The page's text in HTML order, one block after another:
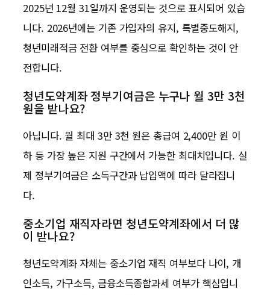
2025년 12월 31일까지 운영되는 것으로 표시되어 있습
니다. 2026년에는 기존 가입자의 유지, 특별중도해지,
청년미래적금 전환 여부를 중심으로 확인하는 것이 안
전합니다.
청년도약계좌 정부기여금은 누구나 월 3만 3천
원을 받나요?
아닙니다. 월 최대 3만 3천 원은 총급여 2,400만 원 이
하 등 가장 높은 지원 구간에서 가능한 최대치입니다. 실
제 정부기여금은 소득구간과 납입액에 따라 달라집니
다.
중소기업 재직자라면 청년도약계좌에서 더 많
이 받나요?
청년도약계좌 자체는 중소기업 재직 여부보다 나이, 개
인소득, 가구소득, 금융소득종합과세 여부가 핵심입니